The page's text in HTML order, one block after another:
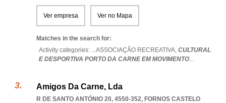
Ver empresa Ver no Mapa
Matches in the search for:
Activity categories: ...ASSOCIAÇÃO RECREATIVA, CULTURAL
E DESPORTIVA PORTO DA CARNE EM MOVIMENTO...
Amigos Da Carne, Lda
R DE SANTO ANTÓNIO 20, 4550-352, FORNOS CASTELO